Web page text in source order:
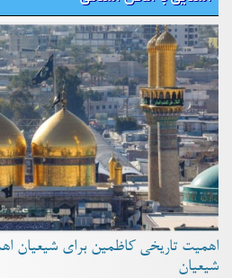
اهمیت تاریخی کاظمین برای شیعیان
شیعیان